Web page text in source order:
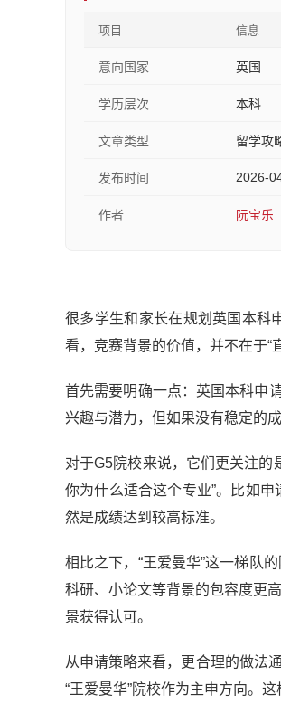
项目 信息
意向国家 英国
学历层次 本科
文章类型 留学攻
发布时间 2026-
作者 阮宝乐
很多学生和家长在规划英国本科
看，竞赛背景的价值，并不在于“
首先需要明确一点：英国本科申
兴趣与潜力，但如果没有稳定的
对于G5院校来说，它们更关注的
你为什么适合这个专业”。比如
然是成绩达到较高标准。
相比之下，“王爱曼华”这一梯队
科研、小论文等背景的包容度更
景获得认可。
从申请策略来看，更合理的做法
“王爱曼华”院校作为主申方向。